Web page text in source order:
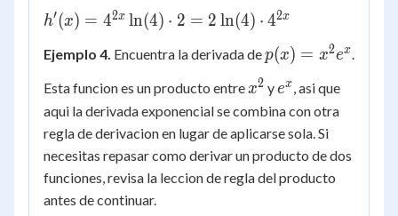
h'(x) =
\ln(4)
\cdot
\ln(4)
\cdot
4^{2x}
h′(x) = 42x ln(4) ⋅ 2 = 2 ln(4) ⋅ 42x
Ejemplo 4. Encuentra la derivada dep(x)
x^2
e^x
p(x) = x2ex.
Esta funcion es un producto entre x^2
x2 ye^x
ex, asi que
aqui la derivada exponencial se combina con otra
regla de derivacion en lugar de aplicarse sola. Si
necesitas repasar como derivar un producto de dos
funciones, revisa la leccion de regla del producto
antes de continuar.